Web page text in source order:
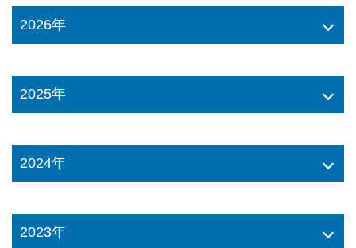
2026年
2025年
2024年
2023年